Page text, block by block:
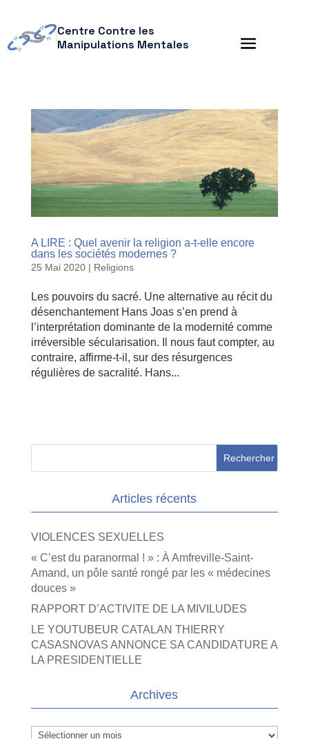
Centre Contre les
Manipulations Mentales
A LIRE : Quel avenir la religion a-t-elle encore
dans les sociétés modernes ?
25 Mai 2020| Religions
Les pouvoirs du sacré. Une alternative au récit du
désenchantement Hans Joas s’en prend à
l’interprétation dominante de la modernité comme
irréversible sécularisation. Il nous faut compter, au
contraire, affirme-t-il, sur des résurgences
régulières de sacralité. Hans...
Articles récents
VIOLENCES SEXUELLES
« C’est du paranormal ! » : À Amfreville-Saint-
Amand, un pôle santé rongé par les « médecines
douces »
RAPPORT D’ACTIVITE DE LA MIVILUDES
LE YOUTUBEUR CATALAN THIERRY
CASASNOVAS ANNONCE SA CANDIDATURE A
LA PRESIDENTIELLE
Archives
Archives